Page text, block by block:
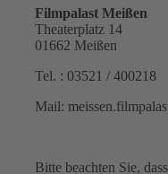
Filmpalast Meißen
Theaterplatz 14
01662 Meißen
Tel. : 03521 / 400218
Mail:
Bitte beachten Sie,